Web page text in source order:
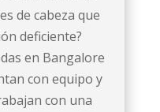
de cabeza que
deficiente?
en Bangalore
con equipo y
con una